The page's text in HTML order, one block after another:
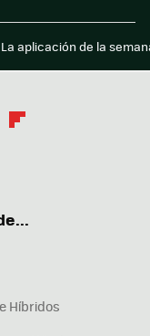
La aplicación de la
Híbridos